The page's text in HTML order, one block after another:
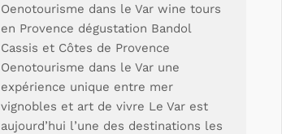
Oenotourisme dans le Var wine tours
en Provence dégustation Bandol
Cassis et Côtes de Provence
Oenotourisme dans le Var une
expérience unique entre mer
vignobles et art de vivre Le Var est
aujourd’hui l’une des destinations les